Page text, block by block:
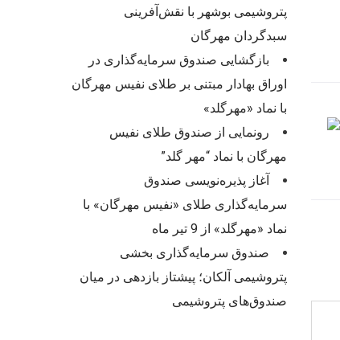
پتروشیمی بوشهر با نقش‌آفرینی
سبدگردان مهرگان
بازگشایی صندوق سرمایه‌گذاری در
اوراق بهادار مبتنی بر طلای نفیس مهرگان
با نماد «مهرگلد»
رونمایی از صندوق طلای نفیس
مهرگان با نماد “مهر گلد”
آغاز پذیره‌نویسی صندوق
سرمایه‌گذاری طلای «نفیس مهرگان» با
نماد «مهرگلد» از 9 تیر ماه
صندوق سرمایه‌گذاری بخشی
پتروشیمی آلکان؛ پیشتاز بازدهی در میان
صندوق‌های پتروشیمی